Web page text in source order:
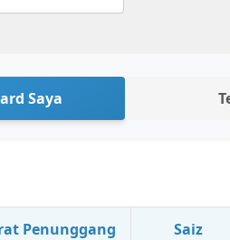
Saya
Penunggang
Saiz